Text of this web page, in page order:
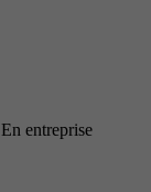
En entreprise